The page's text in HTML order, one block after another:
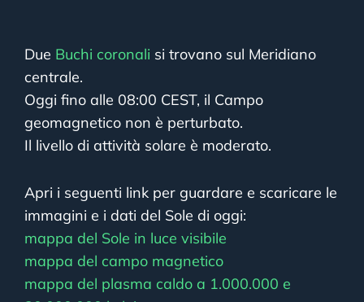
Due Buchi coronali si trovano sul Meridiano
centrale.
Oggi fino alle 08:00 CEST, il Campo
geomagnetico non è perturbato.
Il livello di attività solare è moderato.
Apri i seguenti link per guardare e scaricare le
immagini e i dati del Sole di oggi:
mappa del Sole in luce visibile
mappa del campo magnetico
mappa del plasma caldo a 1.000.000 e